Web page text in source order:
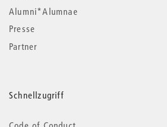
Alumni*Alumnae
Presse
Partner
Schnellzugriff